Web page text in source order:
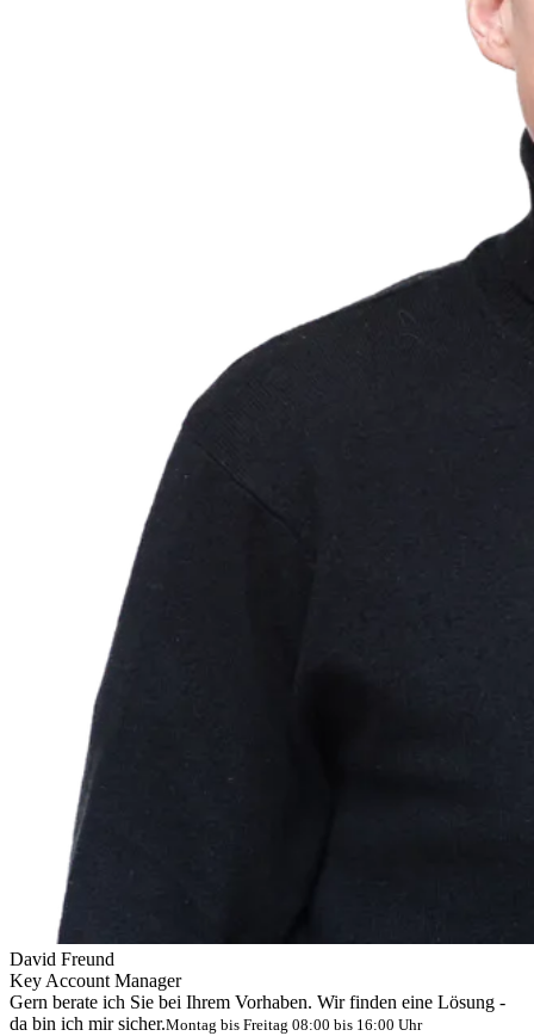
David Freund
Key Account Manager
Gern berate ich Sie bei Ihrem Vorhaben. Wir finden eine Lösung -
da bin ich mir sicher.Montag bis Freitag 08:00 bis 16:00 Uhr